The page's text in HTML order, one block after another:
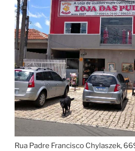
Rua Padre Francisco Chylaszek,